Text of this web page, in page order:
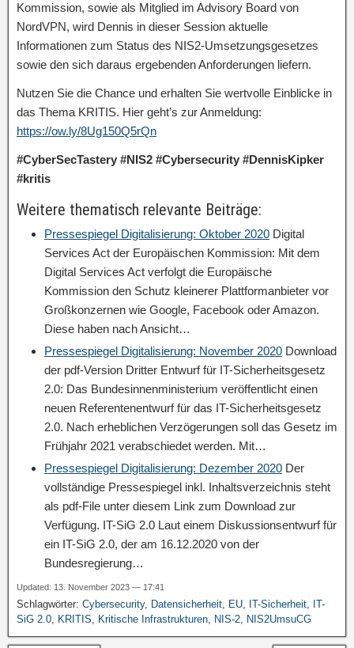
Kommission, sowie als Mitglied im Advisory Board von
NordVPN, wird Dennis in dieser Session aktuelle
Informationen zum Status des NIS2-Umsetzungsgesetzes
sowie den sich daraus ergebenden Anforderungen liefern.
Nutzen Sie die Chance und erhalten Sie wertvolle Einblicke in
das Thema KRITIS. Hier geht’s zur Anmeldung:
https://ow.ly/8Ug150Q5rQn
#CyberSecTastery #NIS2 #Cybersecurity #DennisKipker
#kritis
Weitere thematisch relevante Beiträge:
Pressespiegel Digitalisierung: Oktober 2020 Digital
Services Act der Europäischen Kommission: Mit dem
Digital Services Act verfolgt die Europäische
Kommission den Schutz kleinerer Plattformanbieter vor
Großkonzernen wie Google, Facebook oder Amazon.
Diese haben nach Ansicht…
Pressespiegel Digitalisierung: November 2020 Download
der pdf-Version Dritter Entwurf für IT-Sicherheitsgesetz
2.0: Das Bundesinnenministerium veröffentlicht einen
neuen Referentenentwurf für das IT-Sicherheitsgesetz
2.0. Nach erheblichen Verzögerungen soll das Gesetz im
Frühjahr 2021 verabschiedet werden. Mit…
Pressespiegel Digitalisierung: Dezember 2020 Der
vollständige Pressespiegel inkl. Inhaltsverzeichnis steht
als pdf-File unter diesem Link zum Download zur
Verfügung. IT-SiG 2.0 Laut einem Diskussionsentwurf für
ein IT-SiG 2.0, der am 16.12.2020 von der
Bundesregierung…
Updated: 13. November 2023 — 17:41
Schlagwörter: Cybersecurity, Datensicherheit, EU, IT-Sicherheit, IT-
SiG 2.0, KRITIS, Kritische Infrastrukturen, NIS-2, NIS2UmsuCG